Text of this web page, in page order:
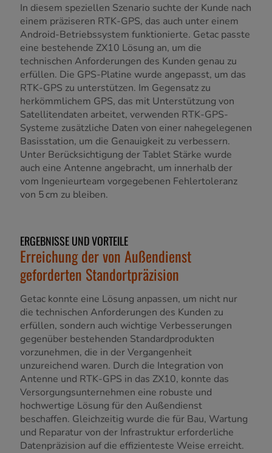
In diesem speziellen Szenario suchte der Kunde nach
einem präziseren RTK-GPS, das auch unter einem
Android-Betriebssystem funktionierte. Getac passte
eine bestehende ZX10 Lösung an, um die
technischen Anforderungen des Kunden genau zu
erfüllen. Die GPS-Platine wurde angepasst, um das
RTK-GPS zu unterstützen. Im Gegensatz zu
herkömmlichem GPS, das mit Unterstützung von
Satellitendaten arbeitet, verwenden RTK-GPS-
Systeme zusätzliche Daten von einer nahegelegenen
Basisstation, um die Genauigkeit zu verbessern.
Unter Berücksichtigung der Tablet Stärke wurde
auch eine Antenne angebracht, um innerhalb der
vom Ingenieurteam vorgegebenen Fehlertoleranz
von 5 cm zu bleiben.
ERGEBNISSE UND VORTEILE
Erreichung der von Außendienst
geforderten Standortpräzision
Getac konnte eine Lösung anpassen, um nicht nur
die technischen Anforderungen des Kunden zu
erfüllen, sondern auch wichtige Verbesserungen
gegenüber bestehenden Standardprodukten
vorzunehmen, die in der Vergangenheit
unzureichend waren. Durch die Integration von
Antenne und RTK-GPS in das ZX10, konnte das
Versorgungsunternehmen eine robuste und
hochwertige Lösung für den Außendienst
beschaffen. Gleichzeitig wurde die für Bau, Wartung
und Reparatur von der Infrastruktur erforderliche
Datenpräzision auf die effizienteste Weise erreicht.